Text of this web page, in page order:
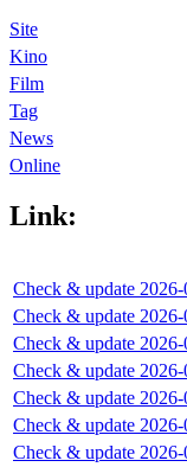
Site
Kino
Film
Tag
News
Online
Link:
Check & update
Check & update
Check & update
Check & update
Check & update
Check & update
Check & update